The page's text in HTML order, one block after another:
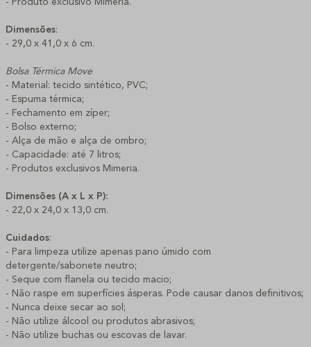
- Produto exclusivo Mimeria.
Dimensões:
- 29,0 x 41,0 x 6 cm.
Bolsa Térmica Move
- Material: tecido sintético, PVC;
- Espuma térmica;
- Fechamento em zíper;
- Bolso externo;
- Alça de mão e alça de ombro;
- Capacidade: até 7 litros;
- Produtos exclusivos Mimeria.
Dimensões (A x L x P):
- 22,0 x 24,0 x 13,0 cm.
Cuidados:
- Para limpeza utilize apenas pano úmido com
detergente/sabonete neutro;
- Seque com flanela ou tecido macio;
- Não raspe em superfícies ásperas. Pode causar danos definitivos;
- Nunca deixe secar ao sol;
- Não utilize álcool ou produtos abrasivos;
- Não utilize buchas ou escovas de lavar.